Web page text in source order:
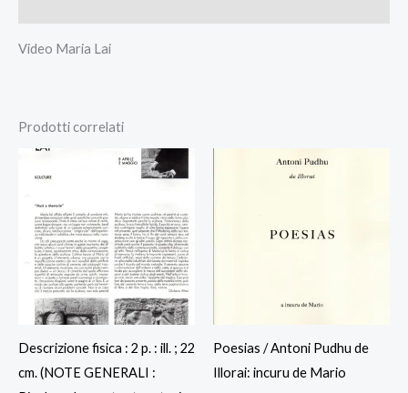
Video Maria Lai
Prodotti correlati
Descrizione fisica : 2 p. : ill. ; 22
cm. (NOTE GENERALI :
Poesias / Antoni Pudhu de
Illorai: incuru de Mario